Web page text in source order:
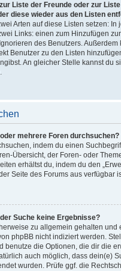
Liste der Freunde oder zur
diese wieder aus den Listen
Arten auf diese Listen setzen: In
Links: einen zum Hinzufügen
des Benutzers. Außerdem
Benutzer zu den Listen
An gleicher Stelle kannst du
mehrere Foren durchsuchen?
indem du einen
Übersicht, der Foren- oder
erhältst du, indem du den
Seite des Forums aus verfügbar
Suche keine Ergebnisse?
zu allgemein gehalten und
phpBB nicht indiziert werden.
benutze die Optionen, die dir die
auch möglich, dass dein(e)
wurden. Prüfe ggf. die